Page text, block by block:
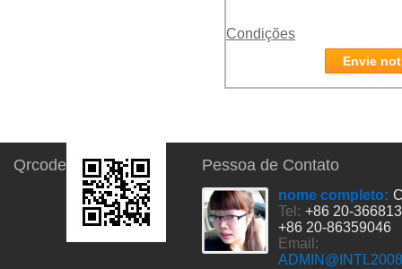
Condições
Envie
Qrcode Pessoa de Contato
nome completo:
Tel: +86 20-
+86 20-86359046
Email: